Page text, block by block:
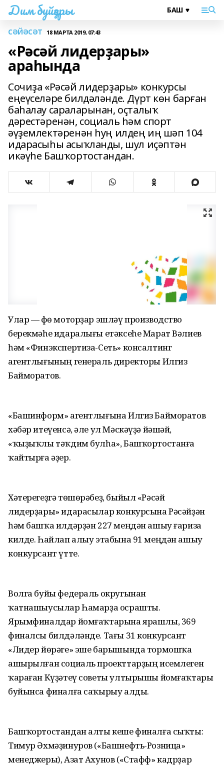
Дим буйҙары
СӘЙӘСӘТ 18 МАРТА 2019, 07:43
«Рәсәй лидерҙары»
араһында
Сочиҙа «Рәсәй лидерҙары» конкурсы
еңеүселәре билдәләнде. Дүрт көн барған
баһалау сараларынан, оҫталыҡ
дәрестәренән, социаль һәм спорт
әүҙемлектәренән һуң илдең иң шәп 104
идарасыһы асыҡланды, шул иҫәптән
икәүһе Башҡортостандан.
Улар — Өфө моторҙар эшләү производство
берекмәһе идаралығы етәксеһе Марат Вәлиев
һәм «Финэкспертиза-Сеть» консалтинг
агентлығының генераль директоры Илгиз
Байморатов.
«Башинформ» агентлығына Илгиз Байморатов
хәбәр итеүенсә, әле ул Мәскәүҙә йәшәй,
«ҡыҙыҡлы тәҡдим булһа», Башҡортостанға
ҡайтырға әҙер.
Хәтерегеҙгә төшөрәбеҙ, быйыл «Рәсәй
лидерҙары» идарасылар конкурсына Рәсәйҙән
һәм башҡа илдәрҙән 227 меңдән ашыу ғариза
килде. Һайлап алыу этабына 91 меңдән ашыу
конкурсант үтте.
Волга буйы федераль округынан
ҡатнашыусылар Һамарҙа осрашты.
Ярымфиналдар йомғаҡтарына ярашлы, 369
финалсы билдәләнде. Тағы 31 конкурсант
«Лидер йөрәге» эше барышында тормошҡа
ашырылған социаль проекттарҙың исемлеген
ҡараған Күҙәтеү советы ултырышы йомғаҡтары
буйынса финалға саҡырыу алды.
Башҡортостандан алты кеше финалға сыҡты:
Тимур Әхмәҙинуров («Башнефть-Розница»
менеджеры), Азат Ахунов («Стафф» кадрҙар